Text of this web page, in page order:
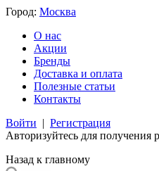
Город: Москва
О нас
Акции
Бренды
Доставка и оплата
Полезные статьи
Контакты
Войти | Регистрация
Авторизуйтесь для
Назад к главному